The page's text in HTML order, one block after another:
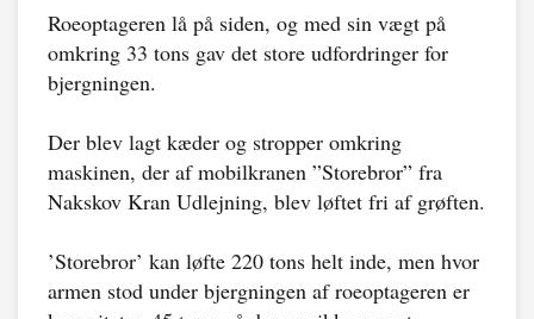
Roeoptageren lå på siden, og med sin vægt på
omkring 33 tons gav det store udfordringer for
bjergningen.
Der blev lagt kæder og stropper omkring
maskinen, der af mobilkranen ”Storebror” fra
Nakskov Kran Udlejning, blev løftet fri af grøften.
’Storebror’ kan løfte 220 tons helt inde, men hvor
armen stod under bjergningen af roeoptageren er